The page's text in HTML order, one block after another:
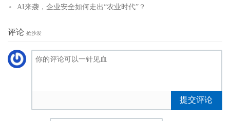
AI来袭，企业安全如何走出“农业时代”？
评论 抢沙发
提交评论